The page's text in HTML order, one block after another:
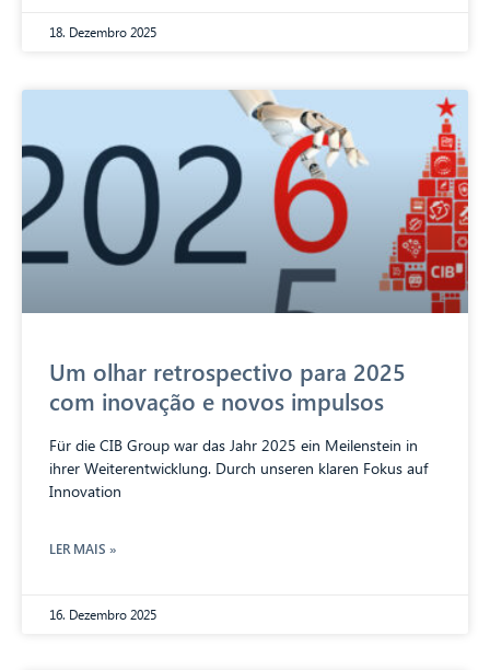
18. Dezembro 2025
Um olhar retrospectivo para 2025
com inovação e novos impulsos
Für die CIB Group war das Jahr 2025 ein Meilenstein in
ihrer Weiterentwicklung. Durch unseren klaren Fokus auf
Innovation
LER MAIS »
16. Dezembro 2025